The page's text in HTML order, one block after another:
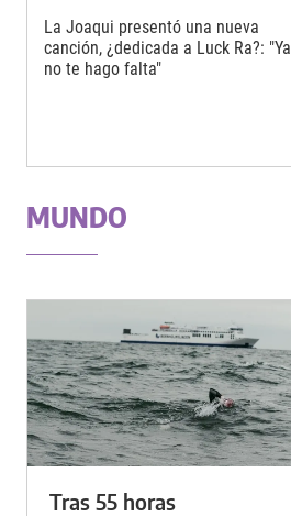
La Joaqui presentó una nueva
canción, ¿dedicada a Luck Ra?: "Ya
no te hago falta"
MUNDO
Tras 55 horas